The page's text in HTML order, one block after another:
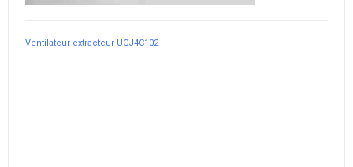
Ventilateur extracteur UCJ4C102